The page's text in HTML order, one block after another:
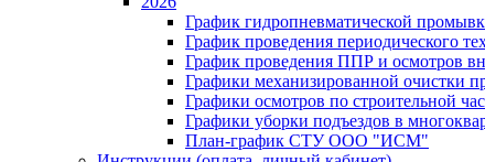
График гидропневматической
График проведения периодического
График проведения ППР и осмотров
Графики механизированной очистки
Графики осмотров по строительной
Графики уборки подъездов в
План-график СТУ ООО "ИСМ"